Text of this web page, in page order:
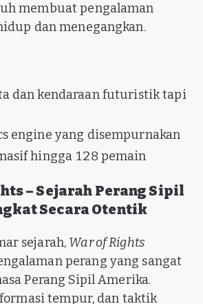
membuat pengalaman
dan menegangkan.
dan kendaraan futuristik tapi
engine yang disempurnakan
hingga 128 pemain
– Sejarah Perang Sipil
Secara Otentik
sejarah, War of Rights
perang yang sangat
Perang Sipil Amerika.
tempur, dan taktik